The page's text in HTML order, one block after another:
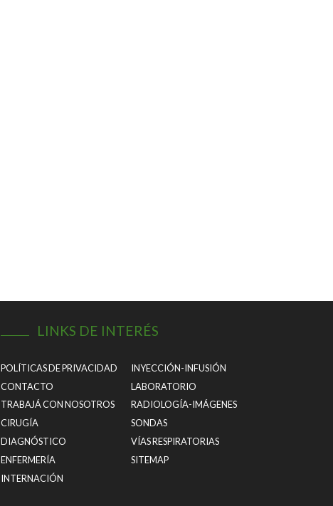
LINKS DE INTERÉS
POLÍTICAS DE PRIVACIDAD
CONTACTO
TRABAJÁ CON NOSOTROS
CIRUGÍA
DIAGNÓSTICO
ENFERMERÍA
INTERNACIÓN
INYECCIÓN-INFUSIÓN
LABORATORIO
RADIOLOGÍA-IMÁGENES
SONDAS
VÍAS RESPIRATORIAS
SITEMAP